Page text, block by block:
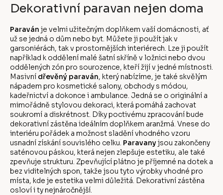
Dekorativní paravan nejen doma
Paraván je velmi užitečným doplňkem vaší domácnosti, ať
už se jedná o dům nebo byt. Můžete ji použít jak v
garsoniérách, tak v prostornějších interiérech. Lze ji použít
například k oddělení malé šatní skříně v ložnici nebo dvou
oddělených zón pro sourozence, kteří žijí v jedné místnosti.
Masivní dřevěný paraván, který nabízíme, je také skvělým
nápadem pro kosmetické salony, obchody s módou,
kadeřnictví a dokonce i ambulance. Jedná se o originální a
mimořádně stylovou dekoraci, která pomáhá zachovat
soukromí a diskrétnost. Díky poctivému zpracování bude
dekorativní zástěna ideálním doplňkem aranžmá. Vnese do
interiéru pořádek a možnost sladění vhodného vzoru
usnadní získání souvislého celku. Paravanyjsou zakončeny
saténovou páskou, která nejen zlepšuje estetiku, ale také
zpevňuje strukturu. Zpevňující plátno je příjemné na dotek a
bez viditelných spon, takže jsou tyto výrobky vhodné pro
místa, kde je estetika velmi důležitá. Dekorativní zástěna
osloví i ty nejnáročnější.